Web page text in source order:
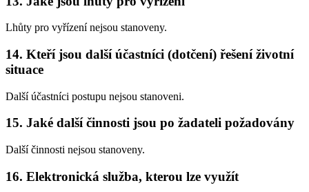
Lhůty pro vyřízení nejsou stanoveny.
14. Kteří jsou další účastníci (dotčení) řešení životní
situace
Další účastníci postupu nejsou stanoveni.
15. Jaké další činnosti jsou po žadateli požadovány
Další činnosti nejsou stanoveny.
16. Elektronická služba, kterou lze využít